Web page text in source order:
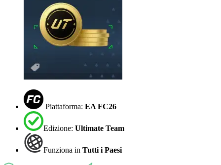
Piattaforma: EA FC26
Edizione: Ultimate Team
Funziona in Tutti i Paesi